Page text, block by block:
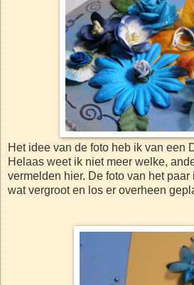
Het idee van de foto heb ik van een
Helaas weet ik niet meer welke,
vermelden hier. De foto van het
wat vergroot en los er overheen